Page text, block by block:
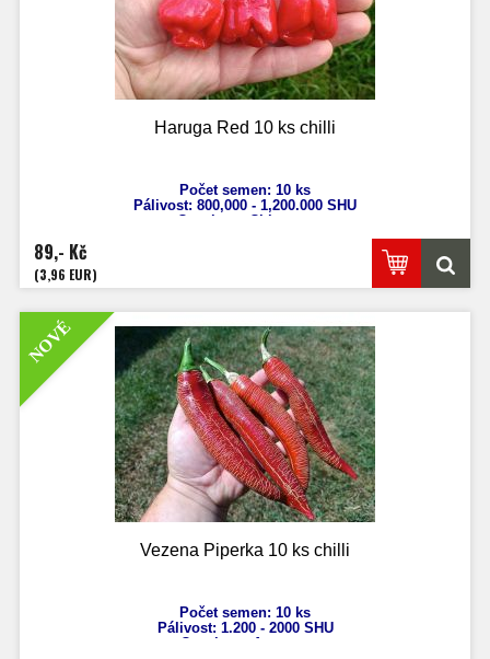
Haruga Red 10 ks chilli
Počet semen: 10 ks
Pálivost: 800,000 - 1,200.000 SHU
Capsicum Chinense
89,- Kč
(3,96 EUR)
NOVÉ
Vezena Piperka 10 ks chilli
Počet semen: 10 ks
Pálivost: 1.200 - 2000SHU
Capsicum
Annuum